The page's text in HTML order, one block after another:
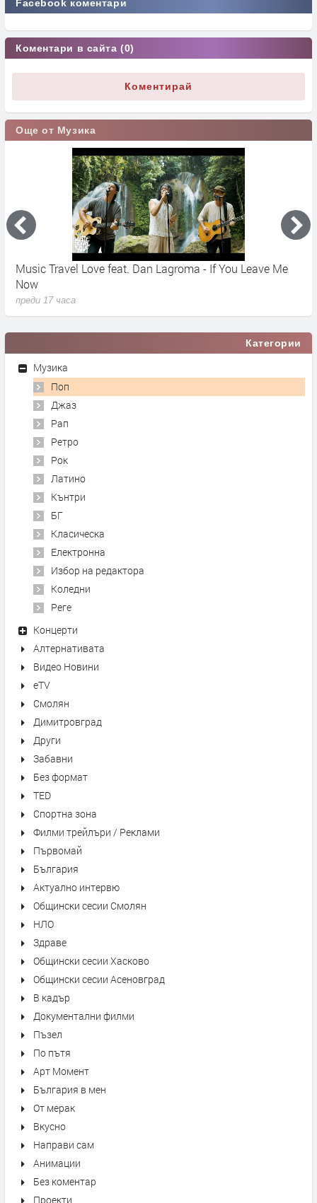
Facebook коментари
Коментари в сайта (0)
Коментирай
Още от Музика
Music Travel Love feat. Dan Lagroma - If You Leave Me
Now
преди 17 часа
Категории
Музика
Поп
Джаз
Рап
Ретро
Рок
Латино
Кънтри
БГ
Класическа
Електронна
Избор на редактора
Коледни
Реге
Концерти
Алтернативата
Видео Новини
eTV
Смолян
Димитровград
Други
Забавни
Без формат
TED
Спортна зона
Филми трейлъри / Реклами
Първомай
България
Актуално интервю
Общински сесии Смолян
НЛО
Здраве
Общински сесии Хасково
Общински сесии Асеновград
В кадър
Документални филми
Пъзел
По пътя
Арт Момент
България в мен
От мерак
Вкусно
Направи сам
Анимации
Без коментар
Проекти